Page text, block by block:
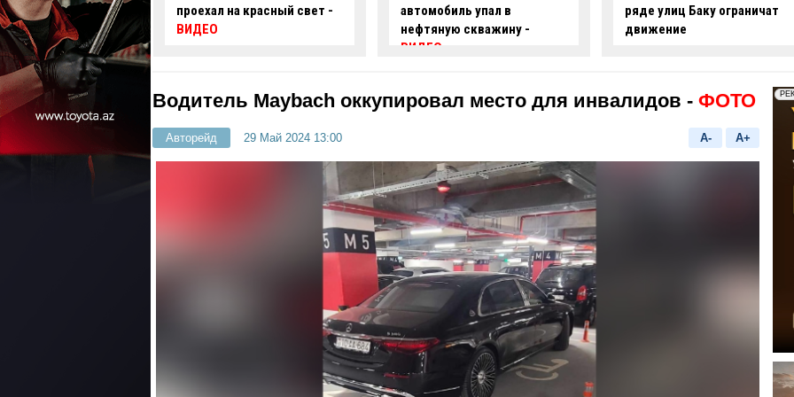
на красный свет -
автомобиль упал в
нефтяную скважину -
ряде улиц Баку ограничат
движение
опасные действия за рулем
-ВИДЕО
Водитель Maybach оккупировал место для инвалидов - ФОТО
Авторейд 29 Май 2024 13:00 A- A+